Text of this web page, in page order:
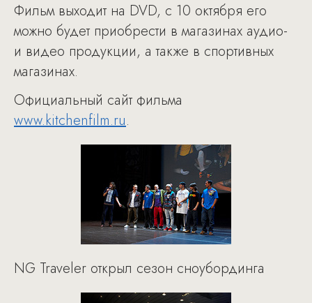
Фильм выходит на DVD, с 10 октября его
можно будет приобрести в магазинах аудио-
и видео продукции, а также в спортивных
магазинах.
Официальный сайт фильма
www.kitchenfilm.ru.
NG Traveler открыл сезон сноубординга